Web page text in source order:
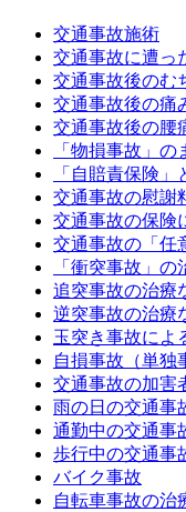
交通事故施術
交通事故に遭っ
交通事故後のむ
交通事故後の痛
交通事故後の腰
「物損事故」
「自賠責保険」
交通事故の慰謝
交通事故の保険
交通事故の「任
「衝突事故」の
追突事故の治療
逆突事故の治療
玉突き事故によ
自損事故（単独
交通事故の加害
雨の日の交通事
通勤中の交通事
歩行中の交通事
バイク事故
自転車事故の治